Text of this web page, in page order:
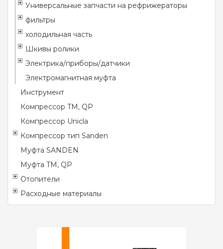
Универсальные запчасти на рефрижераторы
фильтры
холодильная часть
Шкивы ролики
Электрика/приборы/датчики
Электромагнитная муфта
Инструмент
Компрессор TM, QP
Компрессор Unicla
Компрессор тип Sanden
Муфта SANDEN
Муфта TM, QP
Отопители
Расходные материалы